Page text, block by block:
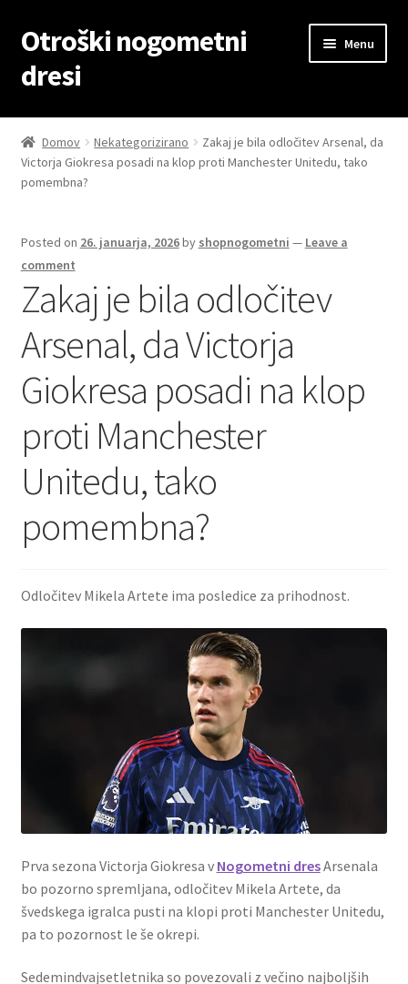
Skip
to
navigation
Skip
to
content
Otroški nogometni
dresi
Menu
Domov
Blog
Košarica
Moj račun
Trgovina
Zaključek nakupa
Domov Nekategorizirano
Zakaj je bila odločitev Arsenal, da
Victorja Giokresa posadi na klop proti Manchester Unitedu, tako
pomembna?
Posted on 26. januarja, 2026by shopnogometni — Leave a
comment
Zakaj je bila odločitev
Arsenal, da Victorja
Giokresa posadi na klop
proti Manchester
Unitedu, tako
pomembna?
Odločitev Mikela Artete ima posledice za prihodnost.
Prva sezona Victorja Giokresa v Nogometni dresArsenala
bo pozorno spremljana, odločitev Mikela Artete, da
švedskega igralca pusti na klopi proti Manchester Unitedu,
pa to pozornost le še okrepi.
Sedemindvajsetletnika so povezovali z večino najboljših